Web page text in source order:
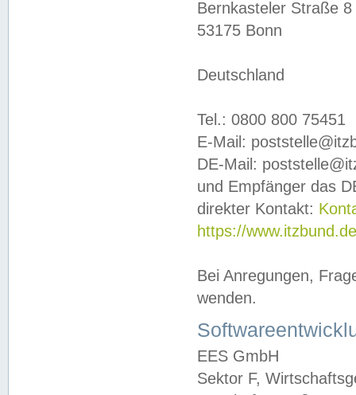
Bernkasteler Straße 8
53175 Bonn
Deutschland
Tel.: 0800 800 75451
E-Mail:
DE-Mail:
und Empfänger das
direkter Kontakt:
https://
Bei Anregungen,
wenden.
EES GmbH
Sektor F,